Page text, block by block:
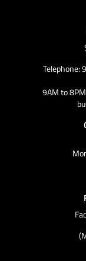
Telephone:
9AM to